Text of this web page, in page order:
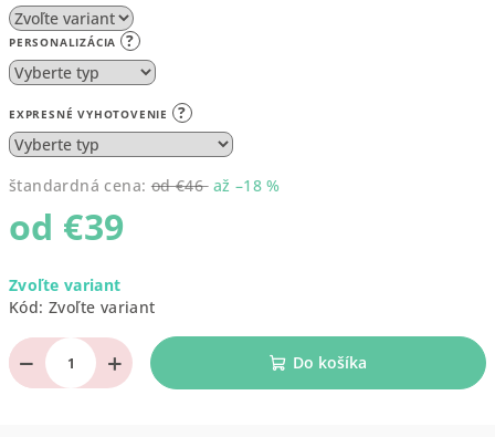
PERSONALIZÁCIA ?
EXPRESNÉ VYHOTOVENIE ?
štandardná cena: od €46 až –18 %
od €39
cena:
Zvoľte variant
Kód: Zvoľte variant
+
− Do košíka